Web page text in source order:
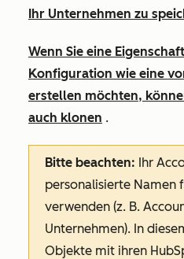
Ihr Unternehmen zu
Wenn Sie eine
Konfiguration wie eine
erstellen möchten,
auch klonen .
Bitte beachten: Ihr
personalisierte Namen
verwenden (z. B.
Unternehmen). In
Objekte mit ihren